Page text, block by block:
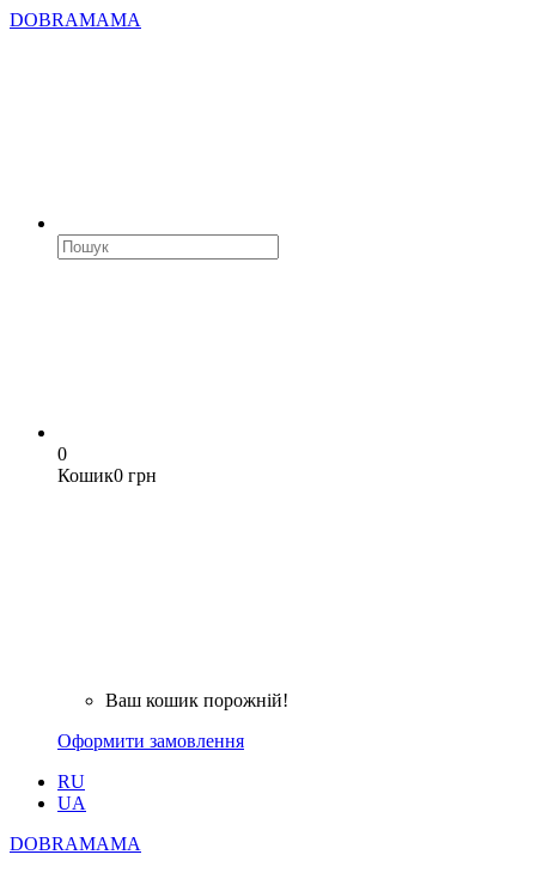
DOBRAMAMA
0
Кошик0 грн
Ваш кошик порожній!
Оформити замовлення
RU
UA
DOBRAMAMA